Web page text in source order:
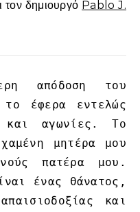
τον δημιουργό Pablo J.
απόδοση του
έφερα εντελώς
αγωνίες. Το
μητέρα μου
πατέρα μου.
ένας θάνατος,
και